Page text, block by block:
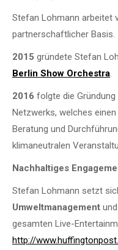
Stefan Lohmann arbeitet
partnerschaftlicher Basis.
2015 gründete Stefan
Berlin Show Orchestra.
2016 folgte die Gründung
Netzwerks, welches
Beratung und
klimaneutralen
Nachhaltiges
Stefan Lohmann setzt
Umweltmanagement und
gesamten Live-
http://